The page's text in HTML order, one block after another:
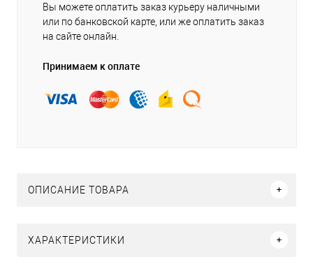
Вы можете оплатить заказ курьеру наличными
или по банковской карте, или же оплатить заказ
на сайте онлайн.
Принимаем к оплате
ОПИСАНИЕ ТОВАРА
ХАРАКТЕРИСТИКИ